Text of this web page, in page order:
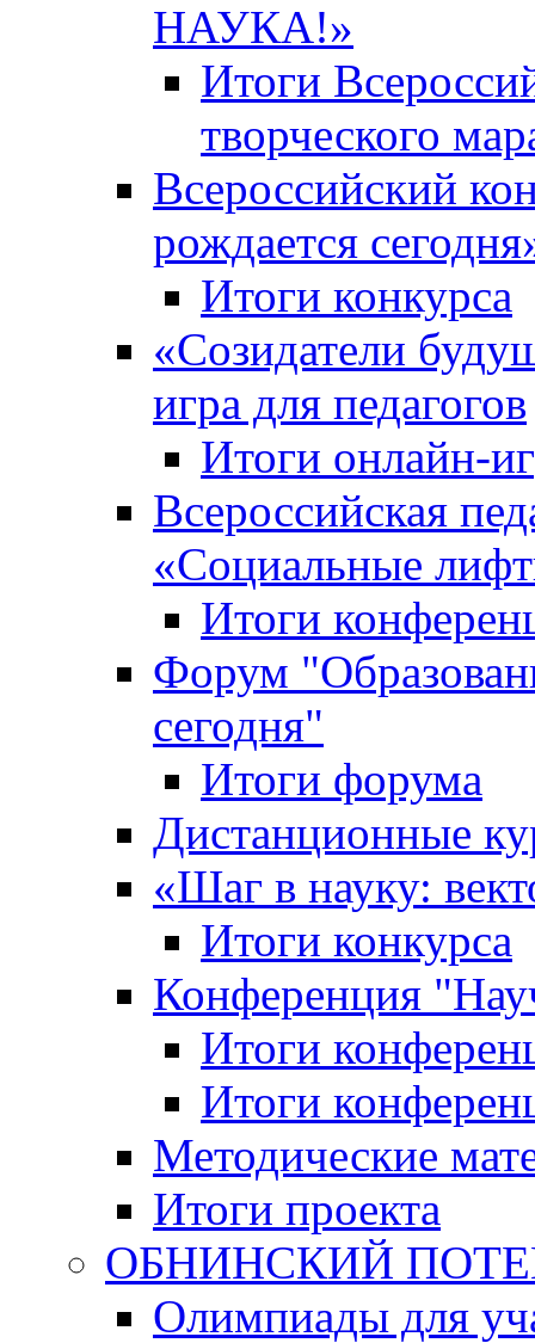
НАУКА!»
Итоги
творческого
Всероссийский
рождается
Итоги конкурса
«Cозидатели
игра для педагогов
Итоги онлайн-
Всероссийская
«Cоциальные
Итоги
Форум
сегодня"
Итоги форума
Дистанционные
«Шаг в науку:
Итоги конкурса
Конференция
Итоги
Итоги
Методические
Итоги проекта
ОБНИНСКИЙ
Олимпиады для